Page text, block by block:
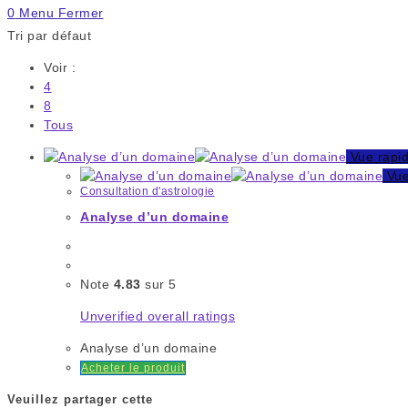
0 Menu Fermer
Tri par défaut
Voir :
4
8
Tous
Vue
Consultation d'astrologie
Analyse d’un domaine
Note 4.83 sur 5
Unverified overall ratings
Analyse d’un domaine
Acheter le produit
Veuillez partager cette